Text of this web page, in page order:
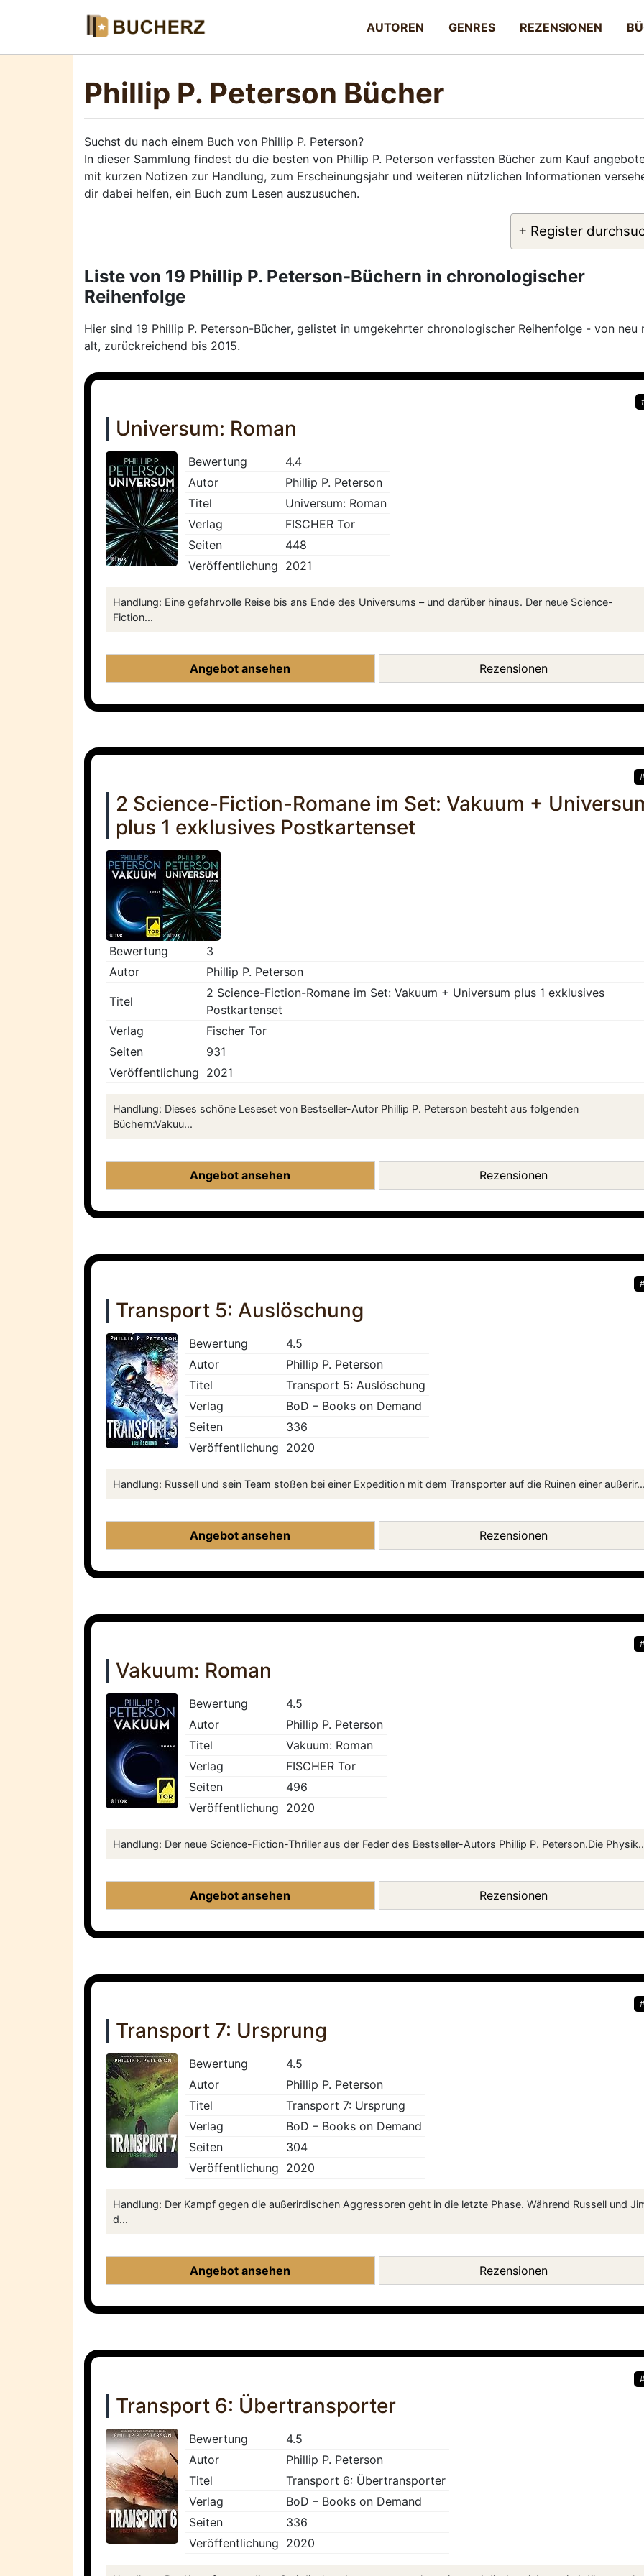
AUTOREN GENRES REZENSIONEN
Phillip P. Peterson Bücher
Suchst du nach einem Buch von Phillip P. Peterson?
In dieser Sammlung findest du die besten von Phillip P. Peterson verfassten Bücher zum Kauf
mit kurzen Notizen zur Handlung, zum Erscheinungsjahr und weiteren nützlichen Informationen
dir dabei helfen, ein Buch zum Lesen auszusuchen.
+ Register
Liste von 19 Phillip P. Peterson-Büchern in chronologischer
Reihenfolge
Hier sind 19 Phillip P. Peterson-Bücher, gelistet in umgekehrter chronologischer Reihenfolge - von neu
alt, zurückreichend bis 2015.
Universum: Roman
Bewertung
4.4
Autor
Phillip P. Peterson
Titel
Universum: Roman
Verlag
FISCHER Tor
Seiten
448
Veröffentlichung 2021
Handlung: Eine gefahrvolle Reise bis ans Ende des Universums – und darüber hinaus. Der neue Science-
Fiction...
Angebot ansehen Rezensionen
2 Science-Fiction-Romane im Set: Vakuum +
plus 1 exklusives Postkartenset
Bewertung
3
Autor
Phillip P. Peterson
Titel
2 Science-Fiction-Romane im Set: Vakuum + Universum plus 1 exklusives
Postkartenset
Verlag
Fischer Tor
Seiten
931
Veröffentlichung 2021
Handlung: Dieses schöne Leseset von Bestseller-Autor Phillip P. Peterson besteht aus folgenden
Büchern:Vakuu...
Angebot ansehen Rezensionen
Transport 5: Auslöschung
Bewertung
4.5
Autor
Phillip P. Peterson
Titel
Transport 5: Auslöschung
Verlag
BoD – Books on Demand
Seiten
336
Veröffentlichung 2020
Handlung: Russell und sein Team stoßen bei einer Expedition mit dem Transporter auf die Ruinen einer
Angebot ansehen Rezensionen
Vakuum: Roman
Bewertung
4.5
Autor
Phillip P. Peterson
Titel
Vakuum: Roman
Verlag
FISCHER Tor
Seiten
496
Veröffentlichung 2020
Handlung: Der neue Science-Fiction-Thriller aus der Feder des Bestseller-Autors Phillip P. Peterson.Die
Angebot ansehen Rezensionen
Transport 7: Ursprung
Bewertung
4.5
Autor
Phillip P. Peterson
Titel
Transport 7: Ursprung
Verlag
BoD – Books on Demand
Seiten
304
Veröffentlichung 2020
Handlung: Der Kampf gegen die außerirdischen Aggressoren geht in die letzte Phase. Während Russell und
d...
Angebot ansehen Rezensionen
Transport 6: Übertransporter
Bewertung
4.5
Autor
Phillip P. Peterson
Titel
Transport 6: Übertransporter
Verlag
BoD – Books on Demand
Seiten
336
Veröffentlichung 2020